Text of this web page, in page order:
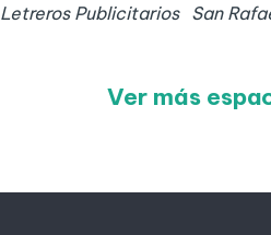
Letreros Publicitarios San
Ver más